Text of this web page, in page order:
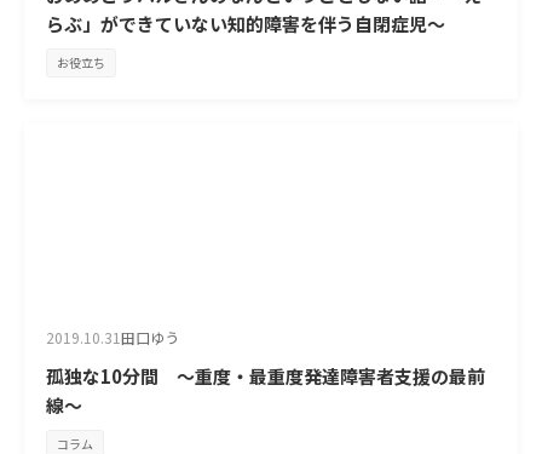
らぶ」ができていない知的障害を伴う自閉症児～
お役立ち
2019.10.31田口ゆう
孤独な10分間 ～重度・最重度発達障害者支援の最前
線～
コラム